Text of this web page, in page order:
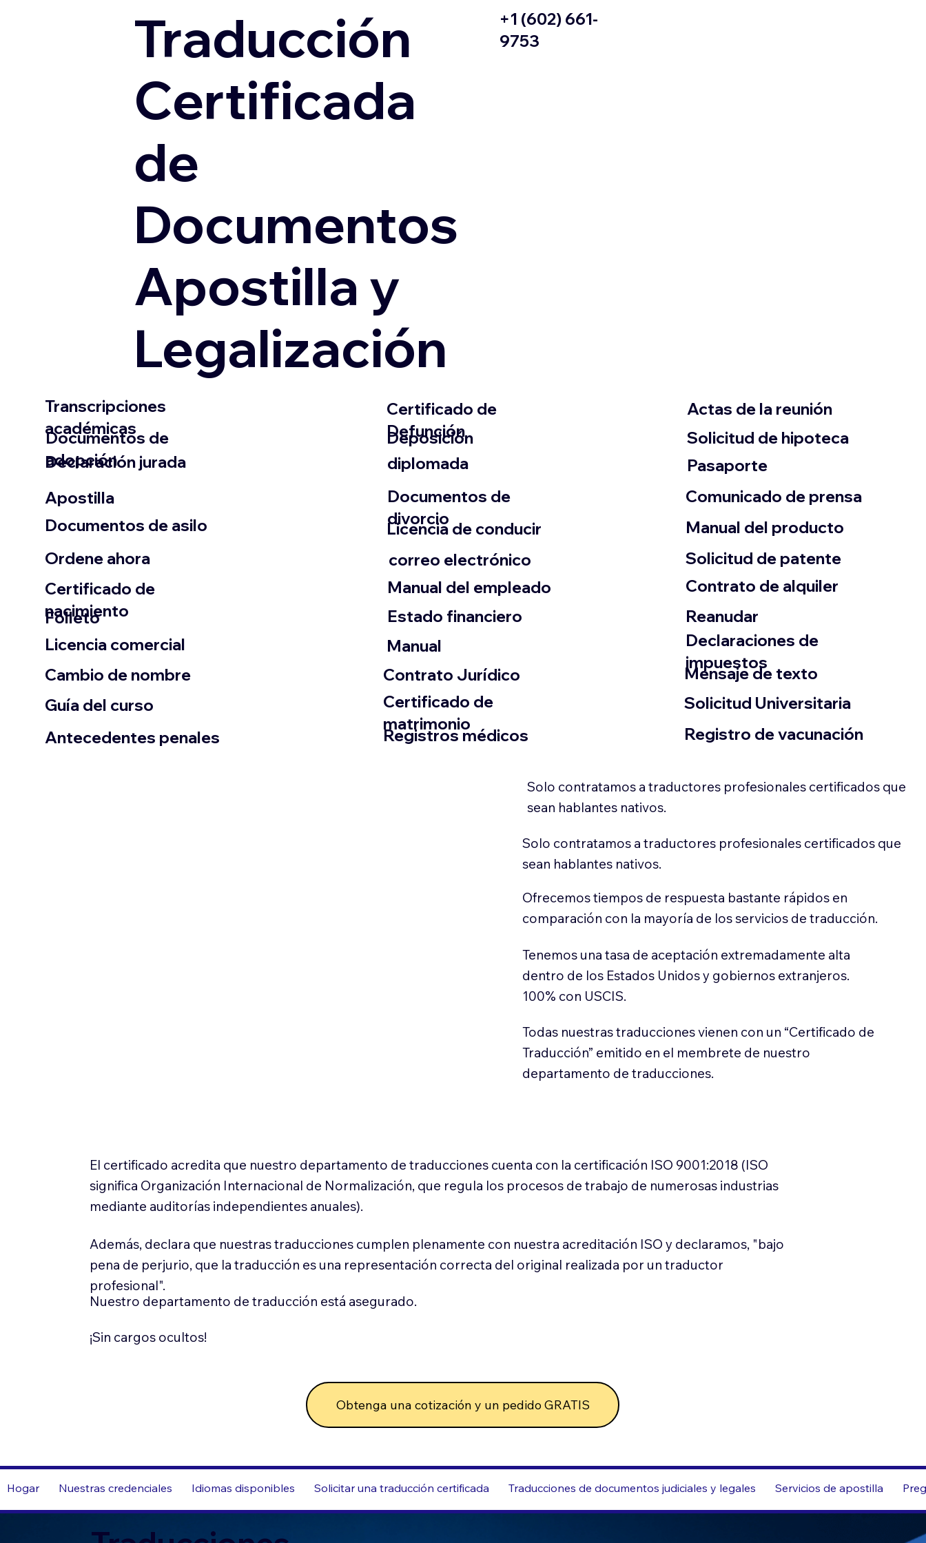
Traducción
Certificada
de
Documentos
Apostilla y
Legalización
+1 (602) 661-
9753
Transcripciones
académicas
Documentos de
adopción
Declaración jurada
​Apostilla
Documentos de asilo
Ordene ahora
Certificado de
nacimiento
Folleto
​Licencia comercial
Cambio de nombre
Guía del curso
Antecedentes penales
​Certificado de
Defunción
​Deposición
diplomada
Documentos de
divorcio
Licencia de conducir
​correo electrónico
Manual del empleado
Estado financiero
​Manual
​Contrato Jurídico
Certificado de
matrimonio
Registros médicos
Actas de la reunión
Solicitud de hipoteca
Pasaporte
Comunicado de prensa
​Manual del producto
​Solicitud de patente
Contrato de alquiler
​Reanudar
Declaraciones de
impuestos
​Mensaje de texto
​Solicitud Universitaria
Registro de vacunación
Solo contratamos a traductores profesionales certificados que
sean hablantes nativos.
Solo contratamos a traductores profesionales certificados que
sean hablantes nativos.
Ofrecemos tiempos de respuesta bastante rápidos en
comparación con la mayoría de los servicios de traducción.
Tenemos una tasa de aceptación extremadamente alta
dentro de los Estados Unidos y gobiernos extranjeros.
100% con USCIS.
Todas nuestras traducciones vienen con un “Certificado de
Traducción” emitido en el membrete de nuestro
departamento de traducciones.
El certificado acredita que nuestro departamento de traducciones cuenta con la certificación ISO 9001:2018 (ISO
significa Organización Internacional de Normalización, que regula los procesos de trabajo de numerosas industrias
mediante auditorías independientes anuales).
Además, declara que nuestras traducciones cumplen plenamente con nuestra acreditación ISO y declaramos, "bajo
pena de perjurio, que la traducción es una representación correcta del original realizada por un traductor
profesional".
Nuestro departamento de traducción está asegurado.
¡Sin cargos ocultos!
Obtenga una cotización y un pedido GRATIS
Hogar Nuestras credenciales Idiomas disponibles Solicitar una traducción certificada Traducciones de documentos judiciales y legales Servicios de apostilla